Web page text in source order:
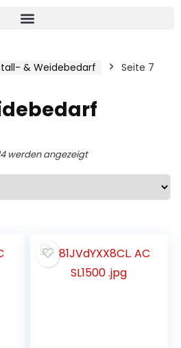
& Weidebedarf Seite 7
werden angezeigt